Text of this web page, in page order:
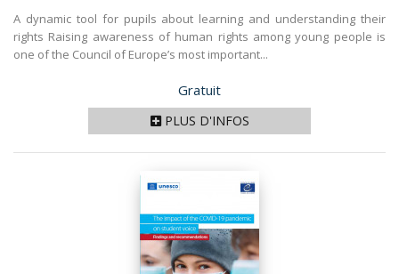
A dynamic tool for pupils about learning and understanding their
rights Raising awareness of human rights among young people is
one of the Council of Europe’s most important...
Prix
Gratuit
PLUS D'INFOS